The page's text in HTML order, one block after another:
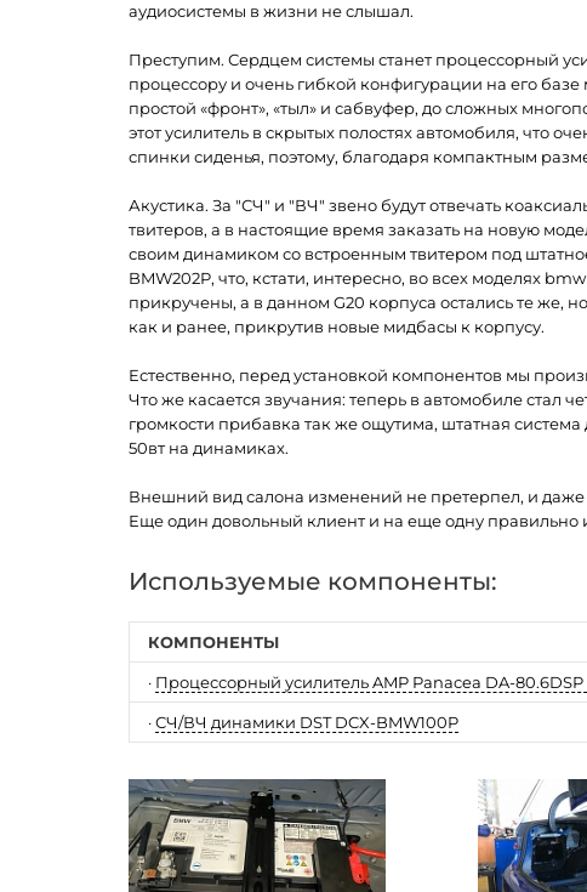
аудиосистемы в жизни не слышал.
Преступим. Сердцем системы станет процессорный
процессору и очень гибкой конфигурации на его
простой «фронт», «тыл» и сабвуфер, до сложных
этот усилитель в скрытых полостях автомобиля, что
спинки сиденья, поэтому, благодаря компактным
Акустика. За "СЧ" и "ВЧ" звено будут отвечать
твитеров, а в настоящие время заказать на новую
своим динамиком со встроенным твитером под
BMW202P, что, кстати, интересно, во всех моделях
прикручены, а в данном G20 корпуса остались те же,
как и ранее, прикрутив новые мидбасы к корпусу.
Естественно, перед установкой компонентов мы
Что же касается звучания: теперь в автомобиле стал
громкости прибавка так же ощутима, штатная
50вт на динамиках.
Внешний вид салона изменений не претерпел, и даже
Еще один довольный клиент и на еще одну
Используемые компоненты:
КОМПОНЕНТЫ
· Процессорный усилитель AMP Panacea DA-80.6DSP
·СЧ/ВЧ динамики DST DCX-BMW100P